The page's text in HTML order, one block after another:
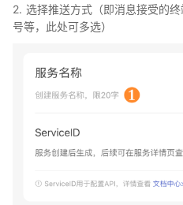
2. 选择推送方式（即消息接受的
号等，此处可多选）